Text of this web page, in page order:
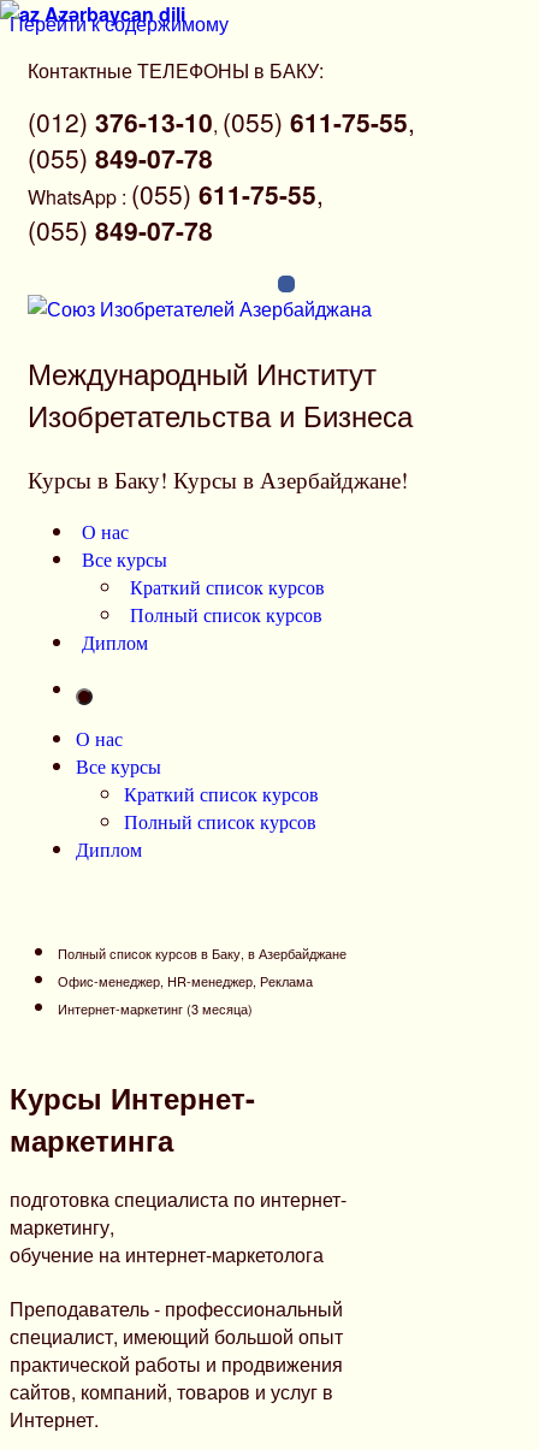
Перейти к содержимому
Контактные ТЕЛЕФОНЫ в БАКУ:
(012) 376-13-10, (055) 611-75-55,
(055) 849-07-78
WhatsApp : (055) 611-75-55,
(055) 849-07-78
Azərbaycan dili
Международный Институт
Изобретательства и Бизнеса
Курсы в Баку! Курсы в Азербайджане!
О нас
Все курсы
Краткий список курсов
Полный список курсов
Диплом
О нас
Все курсы
Краткий список курсов
Полный список курсов
Диплом
Полный список курсов в Баку, в Азербайджане
Офис-менеджер, HR-менеджер, Реклама
Интернет-маркетинг (3 месяца)
Курсы Интернет-
маркетинга
подготовка специалиста по интернет-
маркетингу,
обучение на интернет-маркетолога
Преподаватель - профессиональный
специалист, имеющий большой опыт
практической работы и продвижения
сайтов, компаний, товаров и услуг в
Интернет.